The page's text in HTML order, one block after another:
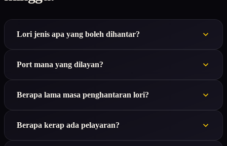
Lori jenis apa yang boleh dihantar?
Port mana yang dilayan?
Berapa lama masa penghantaran lori?
Berapa kerap ada pelayaran?